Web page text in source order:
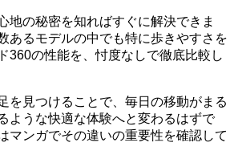
地の秘密を知ればすぐに解決できま
あるモデルの中でも特に歩きやすさを
360の性能を、忖度なしで徹底比較し
を見つけることで、毎日の移動がまる
ような快適な体験へと変わるはずで
マンガでその違いの重要性を確認して